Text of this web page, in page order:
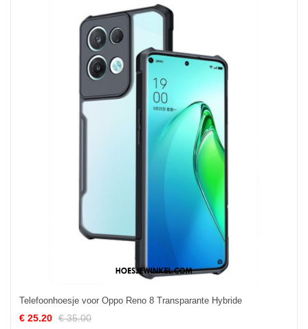
Telefoonhoesje voor Oppo Reno 8 Transparante Hybride
€ 25.20 € 35.00